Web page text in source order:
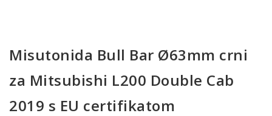
Misutonida Bull Bar Ø63mm crni
za Mitsubishi L200 Double Cab
2019 s EU certifikatom